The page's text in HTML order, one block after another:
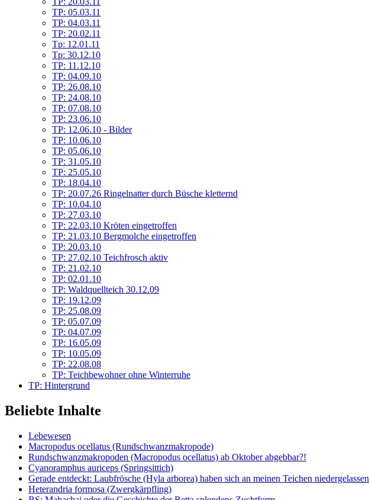
TP: 05.03.11
TP: 04.03.11
TP: 20.02.11
Tp: 12.01.11
Tp: 30.12.10
TP: 11.12.10
TP: 04.09.10
TP: 26.08.10
TP: 24.08.10
TP: 07.08.10
TP: 23.06.10
TP: 12.06.10 - Bilder
TP: 10.06.10
TP: 05.06.10
TP: 31.05.10
TP: 25.05.10
TP: 18.04.10
TP: 20.07.26 Ringelnatter durch Büsche kletternd
TP: 10.04.10
TP: 27.03.10
TP: 22.03.10 Kröten eingetroffen
TP: 21.03.10 Bergmolche eingetroffen
TP: 20.03.10
TP: 27.02.10 Teichfrosch aktiv
TP: 21.02.10
TP: 02.01.10
TP: Waldquellteich 30.12.09
TP: 19.12.09
TP: 25.08.09
TP: 05.07.09
TP: 04.07.09
TP: 16.05.09
TP: 10.05.09
TP: 22.08.08
TP: Teichbewohner ohne Winterruhe
TP: Hintergrund
Beliebte Inhalte
Lebewesen
Macropodus ocellatus (Rundschwanzmakropode)
Rundschwanzmakropoden (Macropodus ocellatus) ab Oktober abgebbar?!
Cyanoramphus auriceps (Springsittich)
Gerade entdeckt: Laubfrösche (Hyla arborea) haben sich an meinen Teichen niedergelassen
Heterandria formosa (Zwergkärpfling)